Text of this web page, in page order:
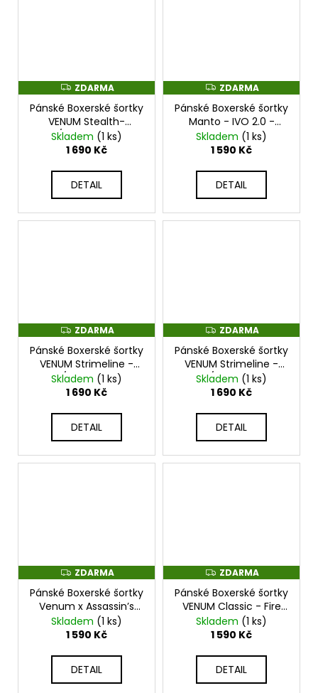
Z
D
A
R
M
A
ZDARMA
Pánské Boxerské šortky
VENUM Stealth-
Black/White - VENUM-
06268-108
Skladem (1 ks)
1 690 Kč
DETAIL
Z
D
A
M
A
ZDARMA
Pánské Boxerské šortky
Manto - IVO 2.0 -
MNS607_BLK
Skladem (1 ks)
1 590 Kč
DETAIL
Z
D
A
R
M
A
ZDARMA
Pánské Boxerské šortky
VENUM Strimeline -
černo/zlaté - VENUM-
06301-126
Skladem (1 ks)
1 690 Kč
DETAIL
Z
D
A
R
M
A
ZDARMA
Pánské Boxerské šortky
VENUM Strimeline -
černo/bílé - VENUM-
06301-108
Skladem (1 ks)
1 690 Kč
DETAIL
Z
D
A
R
M
A
ZDARMA
Pánské Boxerské šortky
Venum x Assassin’s
Creed Shadows -
burgury/černé -
Skladem (1 ks)
1 590 Kč
DETAIL
Z
D
A
R
M
A
ZDARMA
Pánské Boxerské šortky
VENUM Classic - Fire
červené - VENUM-
06133-691
Skladem (1 ks)
1 590 Kč
DETAIL